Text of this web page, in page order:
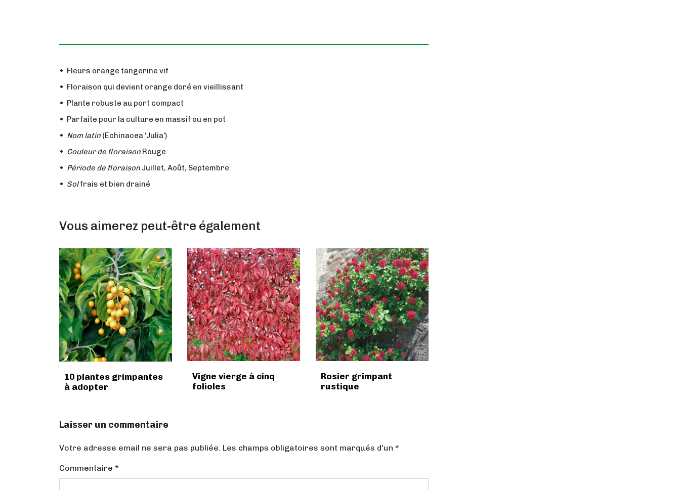
Fleurs orange tangerine vif
Floraison qui devient orange doré en vieillissant
Plante robuste au port compact
Parfaite pour la culture en massif ou en pot
Nom latin (Echinacea ‘Julia’)
Couleur de floraison Rouge
Période de floraison Juillet, Août, Septembre
Solfrais et bien drainé
Vous aimerez peut-être également
10 plantes grimpantes
à adopter
Vigne vierge à cinq
folioles
Rosier grimpant
rustique
Laisser un commentaire
Votre adresse email ne sera pas publiée. Les champs obligatoires sont marqués d'un *
Commentaire *